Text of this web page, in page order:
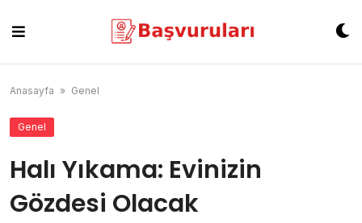
content
Anasayfa » Genel
Genel
Halı Yıkama: Evinizin
Gözdesi Olacak